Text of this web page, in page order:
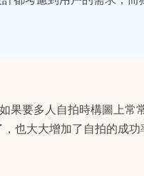
果要多人自拍時構圖上常
也大大增加了自拍的成功